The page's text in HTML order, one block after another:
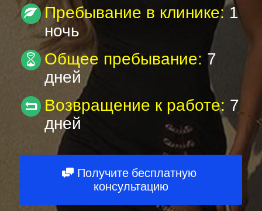
Пребывание в клинике:1
ночь
Общее пребывание: 7
дней
Возвращение к работе: 7
дней
Получите бесплатную
консультацию